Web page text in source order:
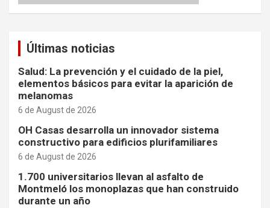
Últimas noticias
Salud: La prevención y el cuidado de la piel,
elementos básicos para evitar la aparición de
melanomas
6 de August de 2026
OH Casas desarrolla un innovador sistema
constructivo para edificios plurifamiliares
6 de August de 2026
1.700 universitarios llevan al asfalto de
Montmeló los monoplazas que han construido
durante un año